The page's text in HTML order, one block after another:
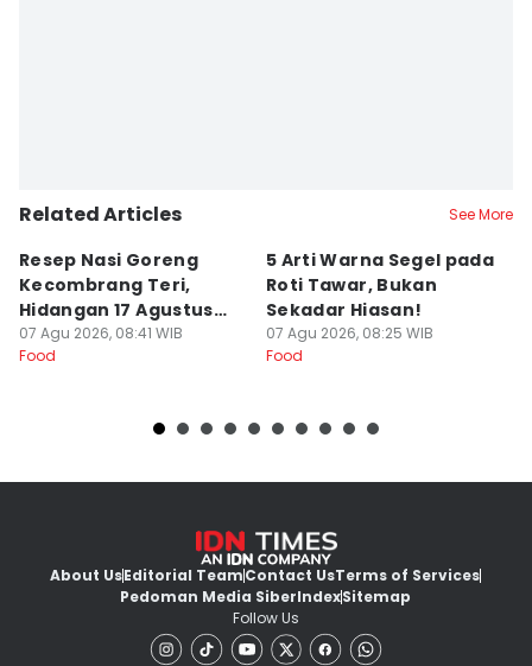
Related Articles See More
Resep Nasi Goreng
Kecombrang Teri,
Hidangan 17 Agustus
yang Kaya Rasa
07 Agu 2026, 08:41 WIB
Food
5 Arti Warna Segel pada
Roti Tawar, Bukan
Sekadar Hiasan!
07 Agu 2026, 08:25 WIB
Food
About UsEditorial TeamContact UsTerms of Services
Pedoman Media SiberIndexSitemap
Follow Us